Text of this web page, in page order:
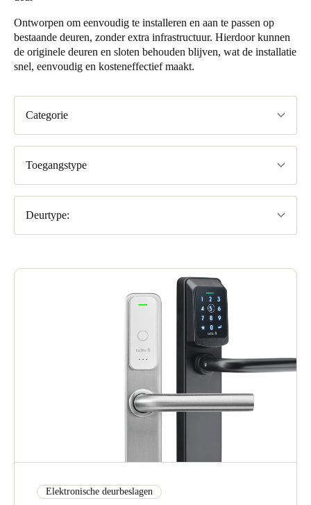
worden uitgebreid.
Ontworpen om eenvoudig te installeren en aan te passen op
bestaande deuren, zonder extra infrastructuur. Hierdoor kunnen
de originele deuren en sloten behouden blijven, wat de installatie
snel, eenvoudig en kosteneffectief maakt.
Categorie
Toegangstype
Deurtype:
Elektronische deurbeslagen